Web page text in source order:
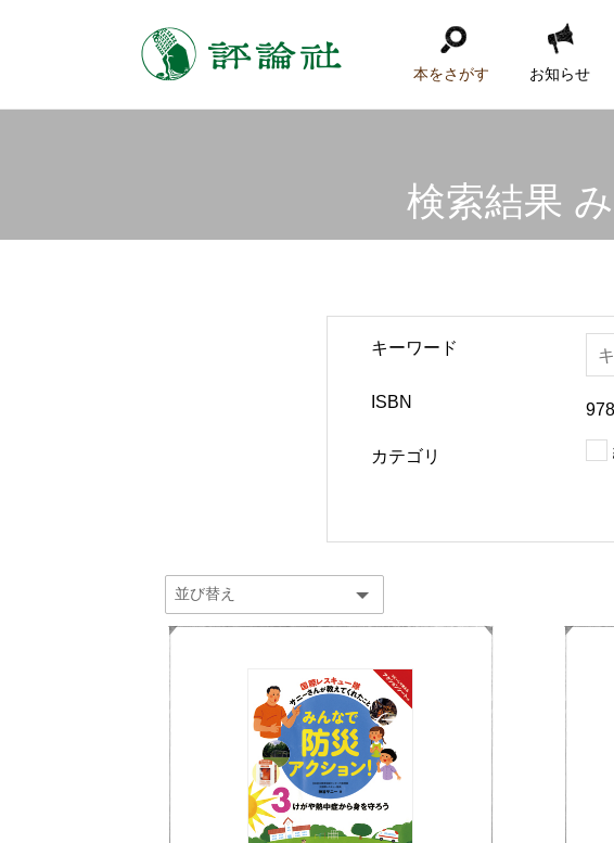
本をさがす お知らせ
検索結果
キーワード
ISBN
カテゴリ